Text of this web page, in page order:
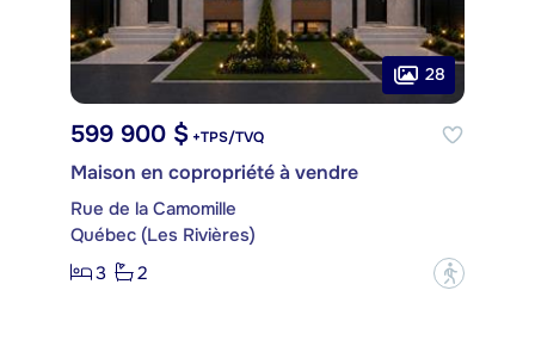
28
599 900 $ +TPS/TVQ
Maison en copropriété à vendre
Rue de la Camomille
Québec (Les Rivières)
3
2 ?